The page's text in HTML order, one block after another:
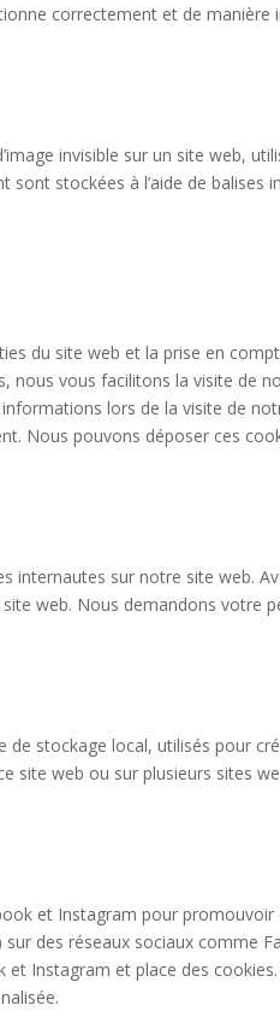
correctement et de manière
invisible sur un site web,
stockées à l’aide de balises
du site web et la prise en
nous vous facilitons la visite de
lors de la visite de
Nous pouvons déposer ces
internautes sur notre site web.
web. Nous demandons votre
stockage local, utilisés pour
site web ou sur plusieurs sites
et Instagram pour promouvoir
des réseaux sociaux comme
Instagram et place des